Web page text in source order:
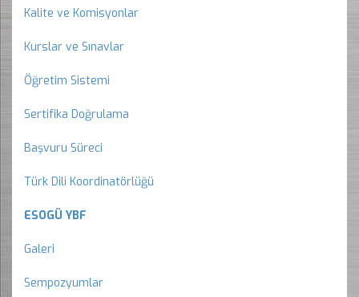
Kalite ve Komisyonlar
Kurslar ve Sınavlar
Öğretim Sistemi
Sertifika Doğrulama
Başvuru Süreci
Türk Dili Koordinatörlüğü
ESOGÜ YBF
Galeri
Sempozyumlar